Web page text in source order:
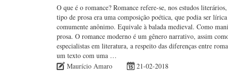
O que é o romance? Romance refere-se, nos estudos
tipo de prosa era uma composição poética, que podia ser
comumente anônimo. Equivale à balada medieval. Como
prosa. O romance moderno é um gênero narrativo, assim
especialistas em literatura, a respeito das diferenças entre
um texto com uma …
Maurício Amaro
21-02-2018